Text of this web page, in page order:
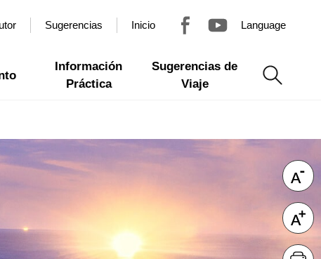
Sugerencias Inicio Language
Información
Práctica
Sugerencias de
Viaje